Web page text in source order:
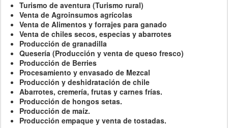
Turismo de aventura (Turismo rural)
Venta de Agroinsumos agrícolas
Venta de Alimentos y forrajes para ganado
Venta de chiles secos, especias y abarrotes
Producción de granadilla
Quesería (Producción y venta de queso fresco)
Producción de Berries
Procesamiento y envasado de Mezcal
Producción y deshidratación de chile
Abarrotes, cremería, frutas y carnes frías.
Producción de hongos setas.
Producción de maíz.
Producción empaque y venta de tostadas.